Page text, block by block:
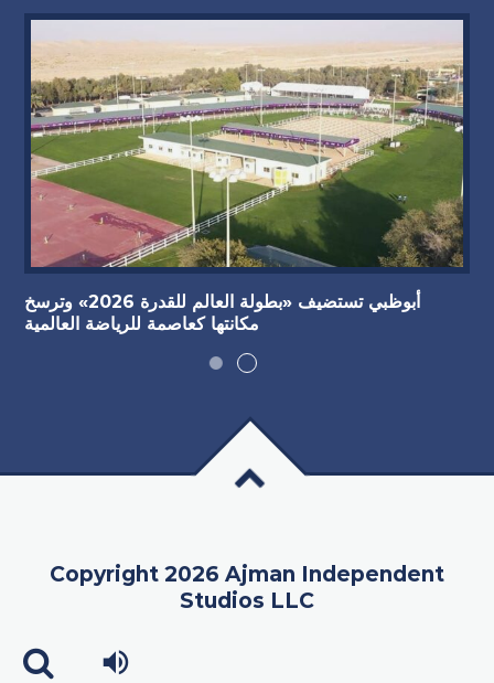
أبوظبي تستضيف «بطولة العالم للقدرة 2026» وترسخ
مكانتها كعاصمة للرياضة العالمية
Copyright 2026 Ajman Independent
Studios LLC